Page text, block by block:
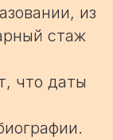
из
стаж
что даты